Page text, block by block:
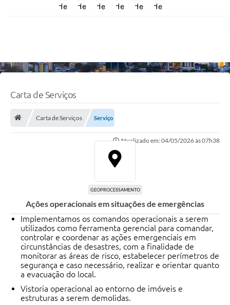
Carta de Serviços
Carta de Serviços Serviço
Atualizado em: 04/05/2026 às 07h38
GEOPROCESSAMENTO
Ações operacionais em situações de emergências
Implementamos os comandos operacionais a serem
utilizados como ferramenta gerencial para comandar,
controlar e coordenar as ações emergenciais em
circunstâncias de desastres, com a finalidade de
monitorar as áreas de risco, estabelecer perímetros de
segurança e caso necessário, realizar e orientar quanto
a evacuação do local.
Vistoria operacional ao entorno de imóveis e
estruturas a serem demolidas.